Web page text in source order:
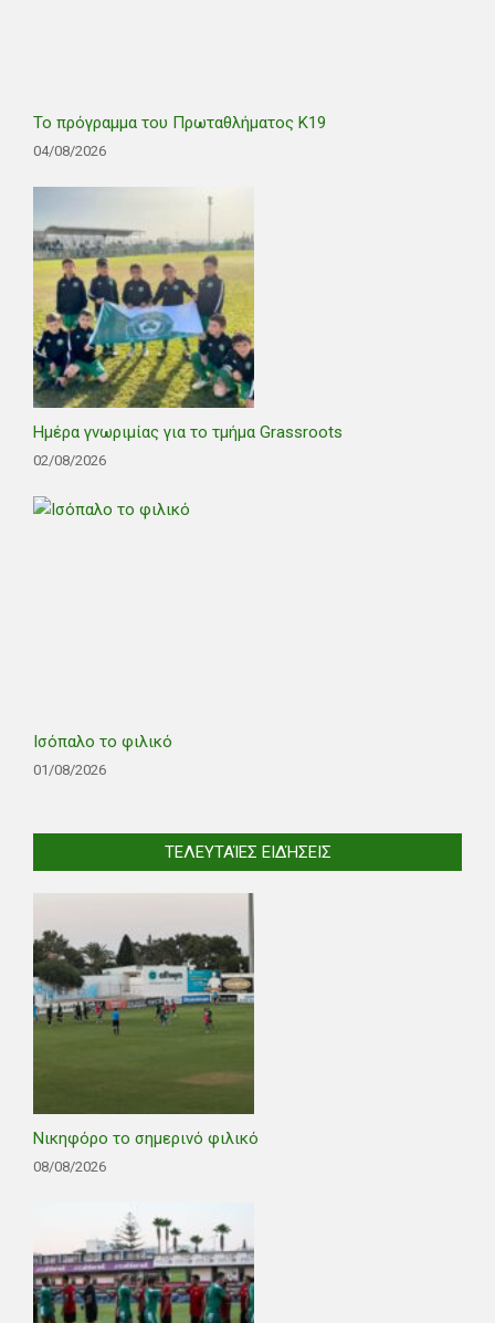
Το πρόγραμμα του Πρωταθλήματος Κ19
04/08/2026
Ημέρα γνωριμίας για το τμήμα Grassroots
02/08/2026
Ισόπαλο το φιλικό
01/08/2026
ΤΕΛΕΥΤΑΊΕΣ ΕΙΔΉΣΕΙΣ
Νικηφόρο το σημερινό φιλικό
08/08/2026